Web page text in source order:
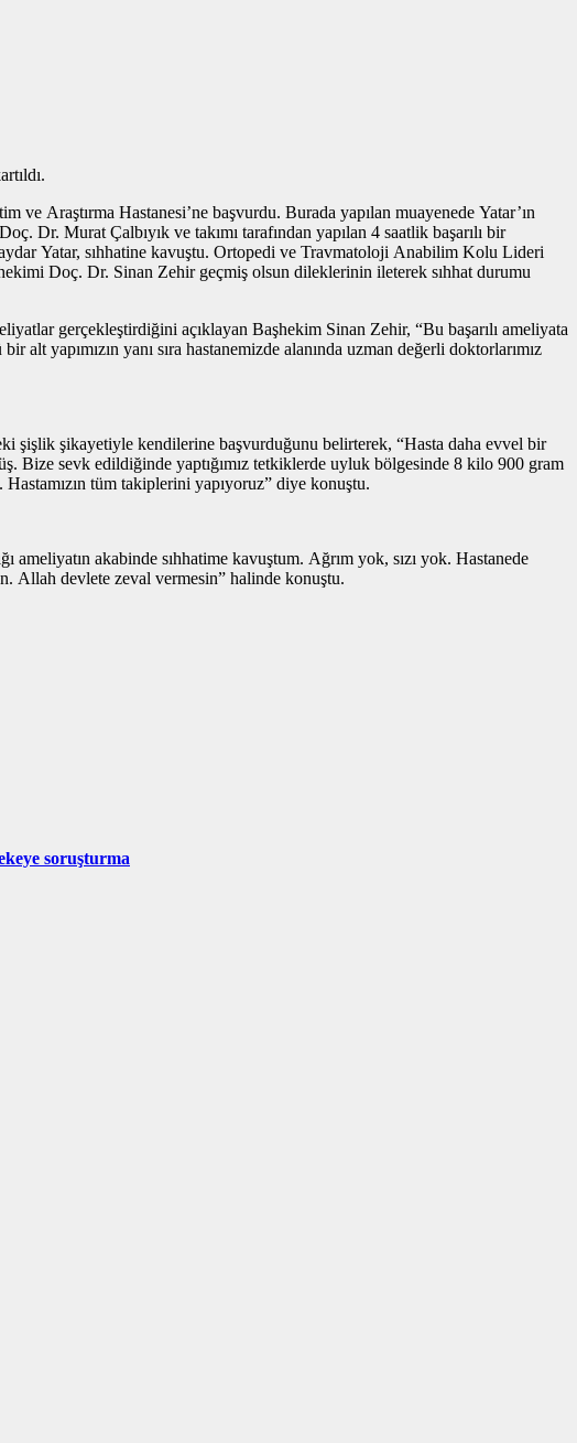
ve Araştırma Hastanesi’ne başvurdu. Burada yapılan muayenede Yatar’ın
Murat Çalbıyık ve takımı tarafından yapılan 4 saatlik başarılı bir
Yatar, sıhhatine kavuştu. Ortopedi ve Travmatoloji Anabilim Kolu Lideri
Doç. Dr. Sinan Zehir geçmiş olsun dileklerinin ileterek sıhhat durumu
gerçekleştirdiğini açıklayan Başhekim Sinan Zehir, “Bu başarılı ameliyata
yapımızın yanı sıra hastanemizde alanında uzman değerli doktorlarımız
şişlik şikayetiyle kendilerine başvurduğunu belirterek, “Hasta daha evvel bir
Bize sevk edildiğinde yaptığımız tetkiklerde uyluk bölgesinde 8 kilo 900 gram
tüm takiplerini yapıyoruz” diye konuştu.
ameliyatın akabinde sıhhatime kavuştum. Ağrım yok, sızı yok. Hastanede
Allah devlete zeval vermesin” halinde konuştu.
soruşturma